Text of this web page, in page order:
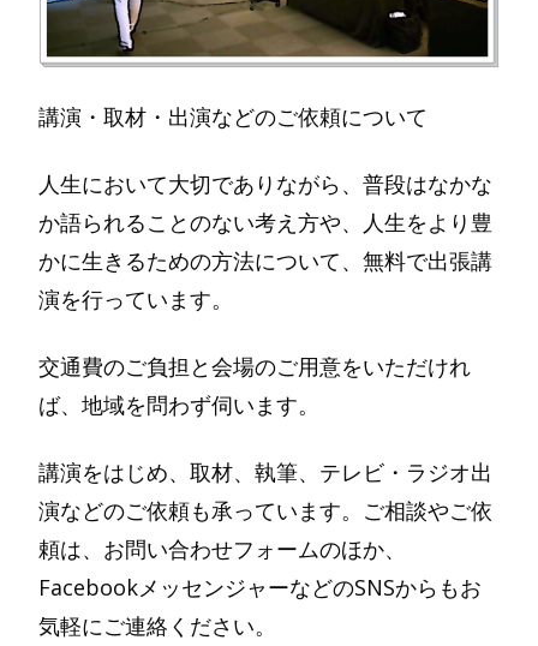
講演・取材・出演などのご依頼について
人生において大切でありながら、普段はなかな
か語られることのない考え方や、人生をより豊
かに生きるための方法について、無料で出張講
演を行っています。
交通費のご負担と会場のご用意をいただけれ
ば、地域を問わず伺います。
講演をはじめ、取材、執筆、テレビ・ラジオ出
演などのご依頼も承っています。ご相談やご依
頼は、お問い合わせフォームのほか、
FacebookメッセンジャーなどのSNSからもお
気軽にご連絡ください。